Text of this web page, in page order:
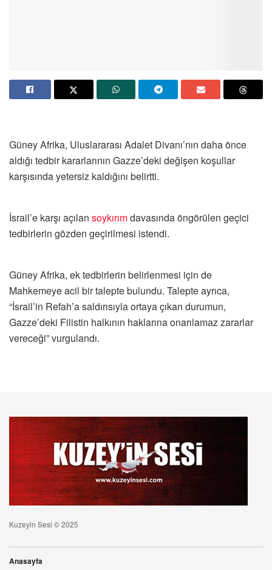
Güney Afrika, Uluslararası Adalet Divanı’nın daha önce
aldığı tedbir kararlarının Gazze’deki değişen koşullar
karşısında yetersiz kaldığını belirtti.
İsrail’e karşı açılan soykırımdavasında öngörülen geçici
tedbirlerin gözden geçirilmesi istendi.
Güney Afrika, ek tedbirlerin belirlenmesi için de
Mahkemeye acil bir talepte bulundu. Talepte ayrıca,
“İsrail’in Refah’a saldırısıyla ortaya çıkan durumun,
Gazze’deki Filistin halkının haklarına onarılamaz zararlar
vereceği” vurgulandı.
Kuzeyin Sesi © 2025
Anasayfa